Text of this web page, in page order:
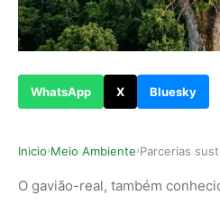
WhatsApp X Bluesky
Inicio›Meio Ambiente›
O gavião-real, também